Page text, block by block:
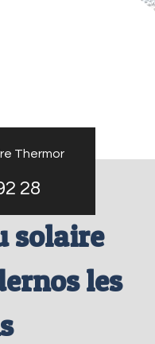
Thermor
28
solaire
les